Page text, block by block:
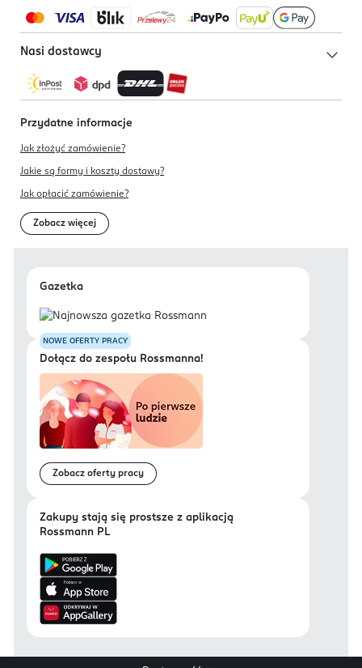
Nasi dostawcy
Przydatne informacje
Jak złożyć zamówienie?
Jakie są formy i koszty dostawy?
Jak opłacić zamówienie?
Zobacz więcej
Gazetka
NOWE OFERTY PRACY
Dołącz do zespołu Rossmanna!
Zobacz oferty pracy
Zakupy stają się prostsze z aplikacją
Rossmann PL